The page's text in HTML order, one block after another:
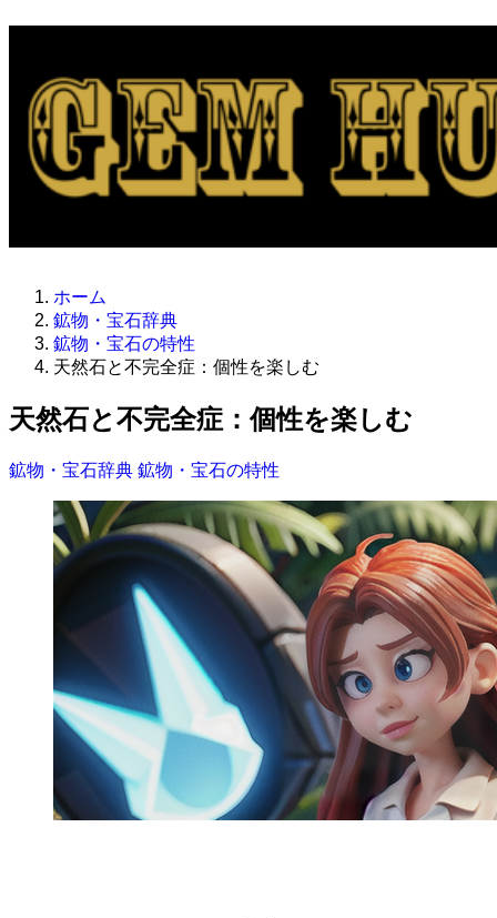
ホーム
鉱物・宝石辞典
鉱物・宝石の特性
天然石と不完全症：個性を楽しむ
天然石と不完全症：個性を楽しむ
鉱物・宝石辞典 鉱物・宝石の特性